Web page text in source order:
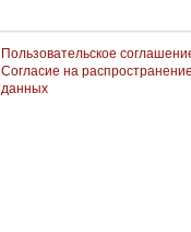
Пользовательское
Согласие на
данных